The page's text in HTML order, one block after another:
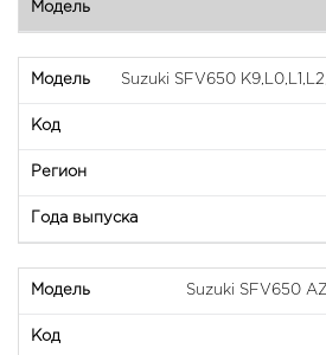
Suzuki SFV650
Suzuki SFV650